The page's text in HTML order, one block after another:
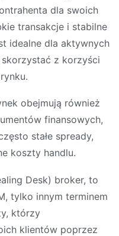
dla swoich
transakcje i stabilne
idealne dla aktywnych
z korzyści
obejmują również
finansowych,
stałe spready,
koszty handlu.
Desk) broker, to
tylko innym terminem
którzy
klientów poprzez